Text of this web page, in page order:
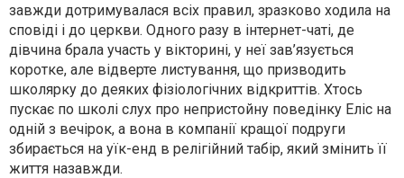
завжди дотримувалася всіх правил, зразково ходила на
сповіді і до церкви. Одного разу в інтернет-чаті, де
дівчина брала участь у вікторині, у неї зав’язується
коротке, але відверте листування, що призводить
школярку до деяких фізіологічних відкриттів. Хтось
пускає по школі слух про непристойну поведінку Еліс на
одній з вечірок, а вона в компанії кращої подруги
збирається на уїк-енд в релігійний табір, який змінить її
життя назавжди.